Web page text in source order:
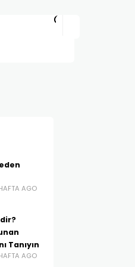
AGO
Tanıyın
AGO